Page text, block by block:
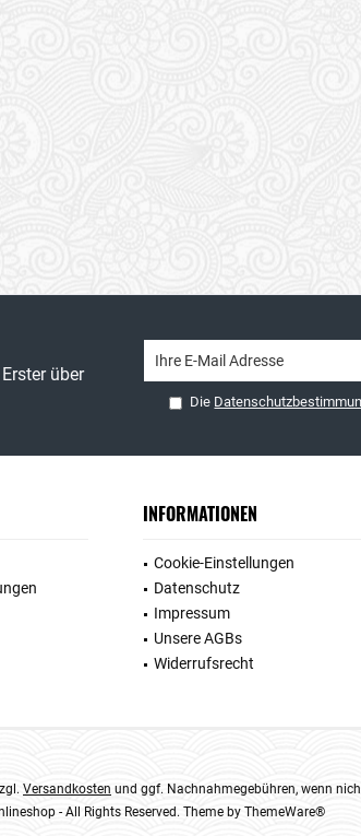
über
Die
INFORMATIONEN
Cookie-Einstellungen
Datenschutz
Impressum
Unsere AGBs
Widerrufsrecht
Versandkosten und ggf. Nachnahmegebühren, wenn
- All Rights Reserved. Theme by ThemeWare®